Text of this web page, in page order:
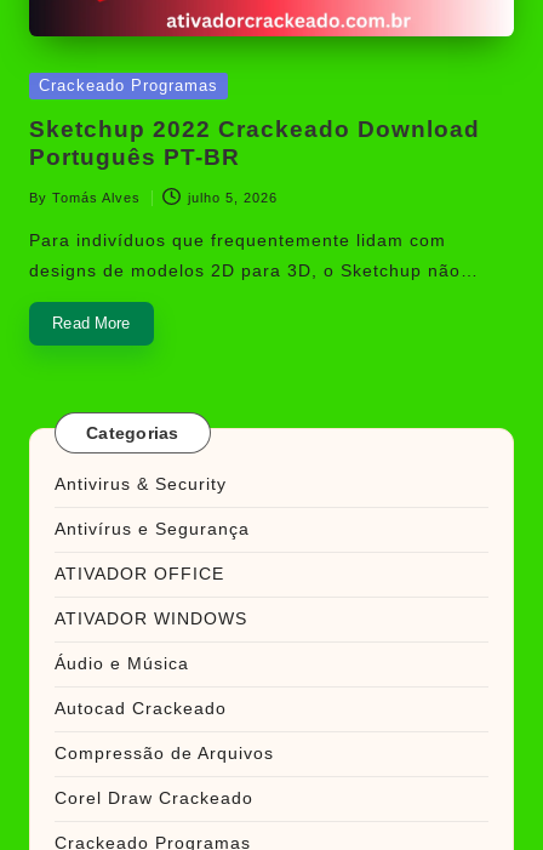
Posted
Crackeado Programas
Sketchup 2022 Crackeado Download
Português PT-BR
Posted
by
By Tomás Alves julho 5, 2026
Para indivíduos que frequentemente lidam com
designs de modelos 2D para 3D, o Sketchup não…
Read More
Categorias
Antivirus & Security
Antivírus e Segurança
ATIVADOR OFFICE
ATIVADOR WINDOWS
Áudio e Música
Autocad Crackeado
Compressão de Arquivos
Corel Draw Crackeado
Crackeado Programas